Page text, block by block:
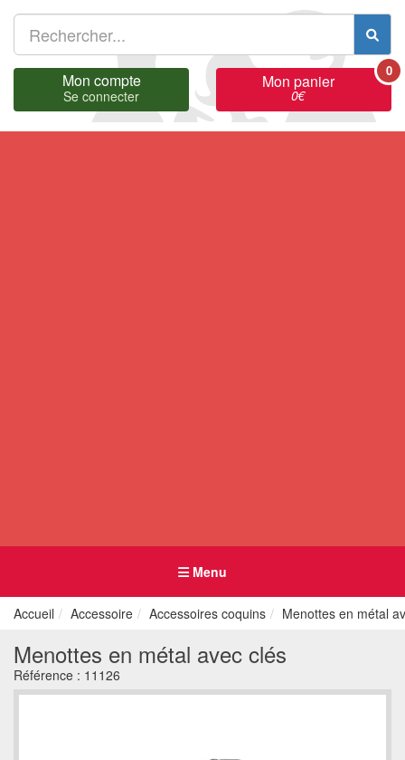
Mon compte
Se connecter
Mon panier
0€
0
Menu
Accueil Accessoire Accessoires coquins Menottes en métal
Menottes en métal avec clés
Référence : 11126